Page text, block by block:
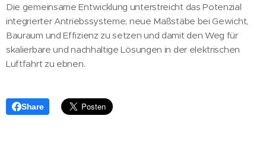
Die gemeinsame Entwicklung unterstreicht das Potenzial
integrierter Antriebssysteme, neue Maßstäbe bei Gewicht,
Bauraum und Effizienz zu setzen und damit den Weg für
skalierbare und nachhaltige Lösungen in der elektrischen
Luftfahrt zu ebnen.
Share